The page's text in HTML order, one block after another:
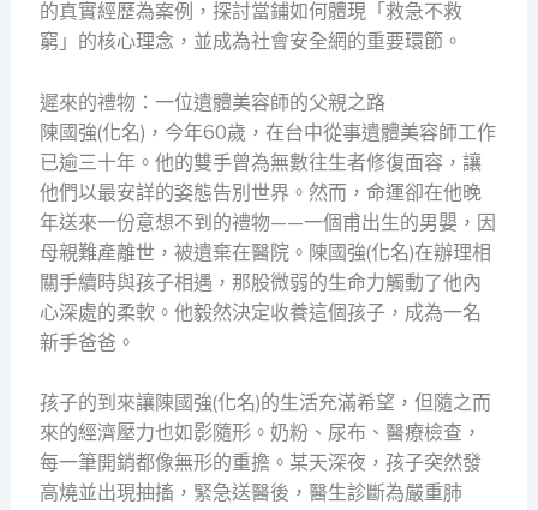
的真實經歷為案例，探討當鋪如何體現「救急不救
窮」的核心理念，並成為社會安全網的重要環節。
遲來的禮物：一位遺體美容師的父親之路
陳國強(化名)，今年60歲，在台中從事遺體美容師工作
已逾三十年。他的雙手曾為無數往生者修復面容，讓
他們以最安詳的姿態告別世界。然而，命運卻在他晚
年送來一份意想不到的禮物——一個甫出生的男嬰，因
母親難產離世，被遺棄在醫院。陳國強(化名)在辦理相
關手續時與孩子相遇，那股微弱的生命力觸動了他內
心深處的柔軟。他毅然決定收養這個孩子，成為一名
新手爸爸。
孩子的到來讓陳國強(化名)的生活充滿希望，但隨之而
來的經濟壓力也如影隨形。奶粉、尿布、醫療檢查，
每一筆開銷都像無形的重擔。某天深夜，孩子突然發
高燒並出現抽搐，緊急送醫後，醫生診斷為嚴重肺